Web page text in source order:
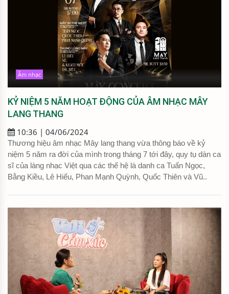
Âm nhạc
KỶ NIỆM 5 NĂM HOẠT ĐỘNG CỦA ÂM NHẠC MÂY
LANG THANG
10:36 | 04/06/2024
Thương hiệu âm nhạc Mây lang thang vừa thông báo về kỷ
niệm 5 năm ra đời của mình trong tháng 7 tới đây, quy tụ dàn ca
sĩ của làng nhạc Việt qua các thế hệ là danh ca Tuấn Ngọc,
Bằng Kiều, Lê Hiếu, Phan Mạnh Quỳnh, Quốc Thiên và Vũ..